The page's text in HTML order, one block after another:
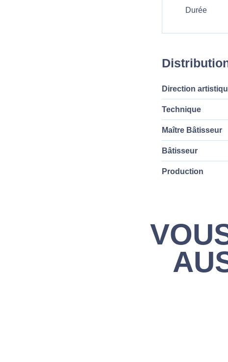
Durée
Direction
Technique
Maître Bâtisseur
Bâtisseur
Production